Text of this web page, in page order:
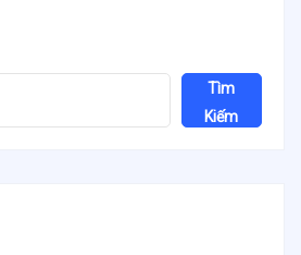
Tìm
Kiếm